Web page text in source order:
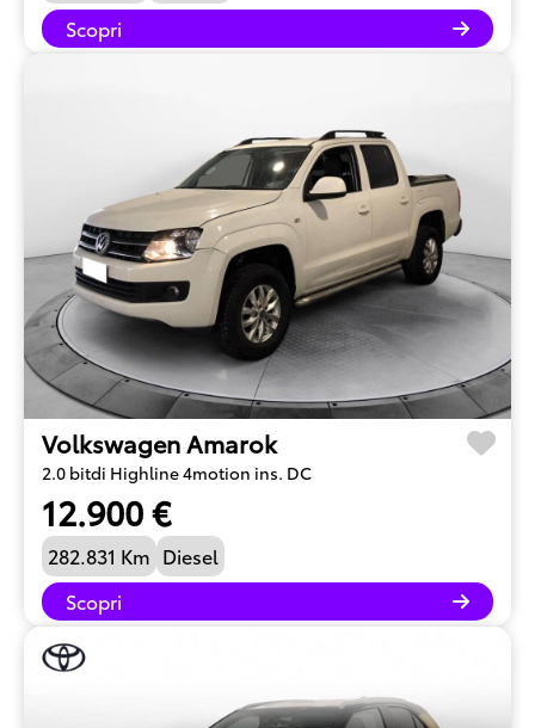
Scopri
Volkswagen Amarok
2.0 bitdi Highline 4motion ins. DC
12.900 €
282.831 Km Diesel
Scopri